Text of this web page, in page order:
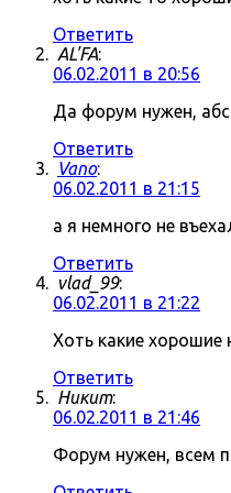
Ответить
AL'FA:
06.02.2011 в 20:56
Да форум нужен,
Ответить
Vano:
06.02.2011 в 21:15
а я немного не
Ответить
vlad_99:
06.02.2011 в 21:22
Хоть какие хорошие
Ответить
Никит:
06.02.2011 в 21:46
Форум нужен, всем